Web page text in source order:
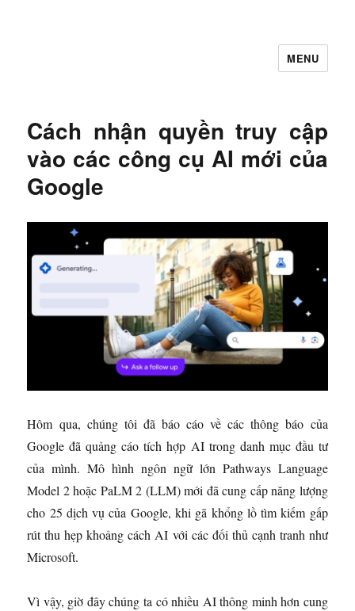
MENU
Cách nhận quyền truy cập
vào các công cụ AI mới của
Google
Hôm qua, chúng tôi đã báo cáo về các thông báo của
Google đã quảng cáo tích hợp AI trong danh mục đầu tư
của mình. Mô hình ngôn ngữ lớn Pathways Language
Model 2 hoặc PaLM 2 (LLM) mới đã cung cấp năng lượng
cho 25 dịch vụ của Google, khi gã khổng lồ tìm kiếm gấp
rút thu hẹp khoảng cách AI với các đối thủ cạnh tranh như
Microsoft.
Vì vậy, giờ đây chúng ta có nhiều AI thông minh hơn cung